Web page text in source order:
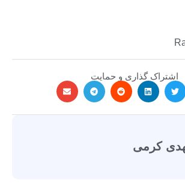
اشتراک گذاری و حمایت
کرمی